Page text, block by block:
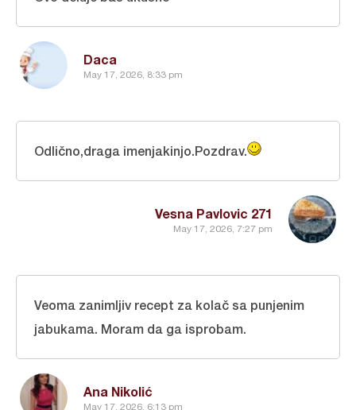
Daca
May 17, 2026, 8:33 pm
Vesna Pavlovic 271
May 17, 2026, 7:27 pm
Odlično,draga imenjakinjo.Pozdrav.
Ana Nikolić
May 17, 2026, 6:13 pm
Veoma zanimljiv recept za kolač sa punjenim
jabukama. Moram da ga isprobam.